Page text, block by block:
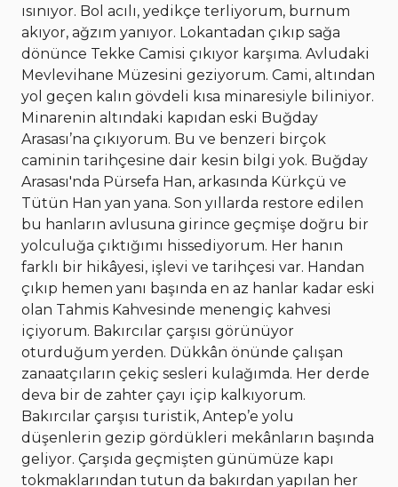
ısınıyor. Bol acılı, yedikçe terliyorum, burnum
akıyor, ağzım yanıyor. Lokantadan çıkıp sağa
dönünce Tekke Camisi çıkıyor karşıma. Avludaki
Mevlevihane Müzesini geziyorum. Cami, altından
yol geçen kalın gövdeli kısa minaresiyle biliniyor.
Minarenin altındaki kapıdan eski Buğday
Arasası’na çıkıyorum. Bu ve benzeri birçok
caminin tarihçesine dair kesin bilgi yok. Buğday
Arasası'nda Pürsefa Han, arkasında Kürkçü ve
Tütün Han yan yana. Son yıllarda restore edilen
bu hanların avlusuna girince geçmişe doğru bir
yolculuğa çıktığımı hissediyorum. Her hanın
farklı bir hikâyesi, işlevi ve tarihçesi var. Handan
çıkıp hemen yanı başında en az hanlar kadar eski
olan Tahmis Kahvesinde menengiç kahvesi
içiyorum. Bakırcılar çarşısı görünüyor
oturduğum yerden. Dükkân önünde çalışan
zanaatçıların çekiç sesleri kulağımda. Her derde
deva bir de zahter çayı içip kalkıyorum.
Bakırcılar çarşısı turistik, Antep’e yolu
düşenlerin gezip gördükleri mekânların başında
geliyor. Çarşıda geçmişten günümüze kapı
tokmaklarından tutun da bakırdan yapılan her